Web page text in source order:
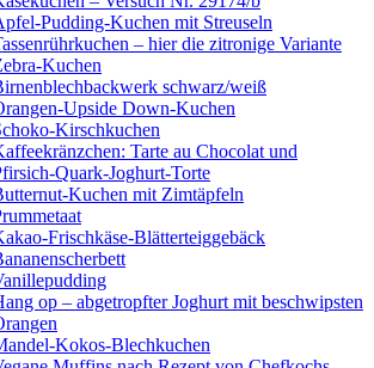
Pudding-Kuchen mit Streuseln
– hier die zitronige Variante
Kuchen
schwarz/weiß
Upside Down-Kuchen
Kirschkuchen
Tarte au Chocolat und
Quark-Joghurt-Torte
Kuchen mit Zimtäpfeln
Frischkäse-Blätterteiggebäck
op – abgetropfter Joghurt mit beschwipsten
Kokos-Blechkuchen